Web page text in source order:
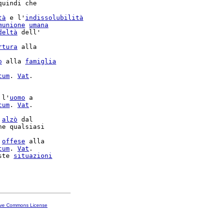
che
e l' indissolubilità
umana
dell'
alla
alla famiglia
. Vat .
l' uomo a
. Vat .
alzò dal
offese alla
. Vat .
situazioni
Commons License